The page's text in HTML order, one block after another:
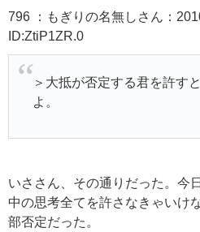
796 ：もぎりの名無しさん：
ID:ZtiP1ZR.0
＞大抵が否定する君を許す
よ。
いささん、その通りだった。今
中の思考全てを許さなきゃいけ
部否定だった。